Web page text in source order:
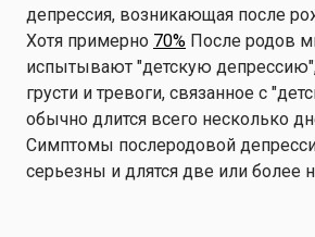
депрессия, возникающая после
Хотя примерно 70% После родов
испытывают "детскую
грусти и тревоги, связанное с
обычно длится всего несколько
Симптомы послеродовой
серьезны и длятся две или более